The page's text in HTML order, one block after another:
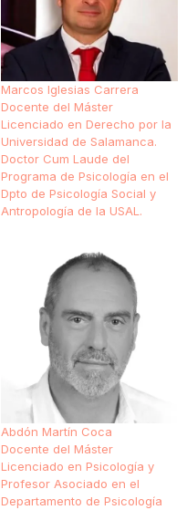
Marcos Iglesias Carrera
Docente del Máster
Licenciado en Derecho por la
Universidad de Salamanca.
Doctor Cum Laude del
Programa de Psicología en el
Dpto de Psicología Social y
Antropología de la USAL.
Abdón Martín Coca
Docente del Máster
Licenciado en Psicología y
Profesor Asociado en el
Departamento de Psicología